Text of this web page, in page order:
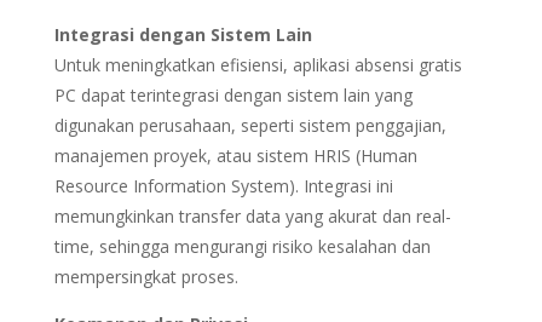
Integrasi dengan Sistem Lain
Untuk meningkatkan efisiensi, aplikasi absensi gratis
PC dapat terintegrasi dengan sistem lain yang
digunakan perusahaan, seperti sistem penggajian,
manajemen proyek, atau sistem HRIS (Human
Resource Information System). Integrasi ini
memungkinkan transfer data yang akurat dan real-
time, sehingga mengurangi risiko kesalahan dan
mempersingkat proses.